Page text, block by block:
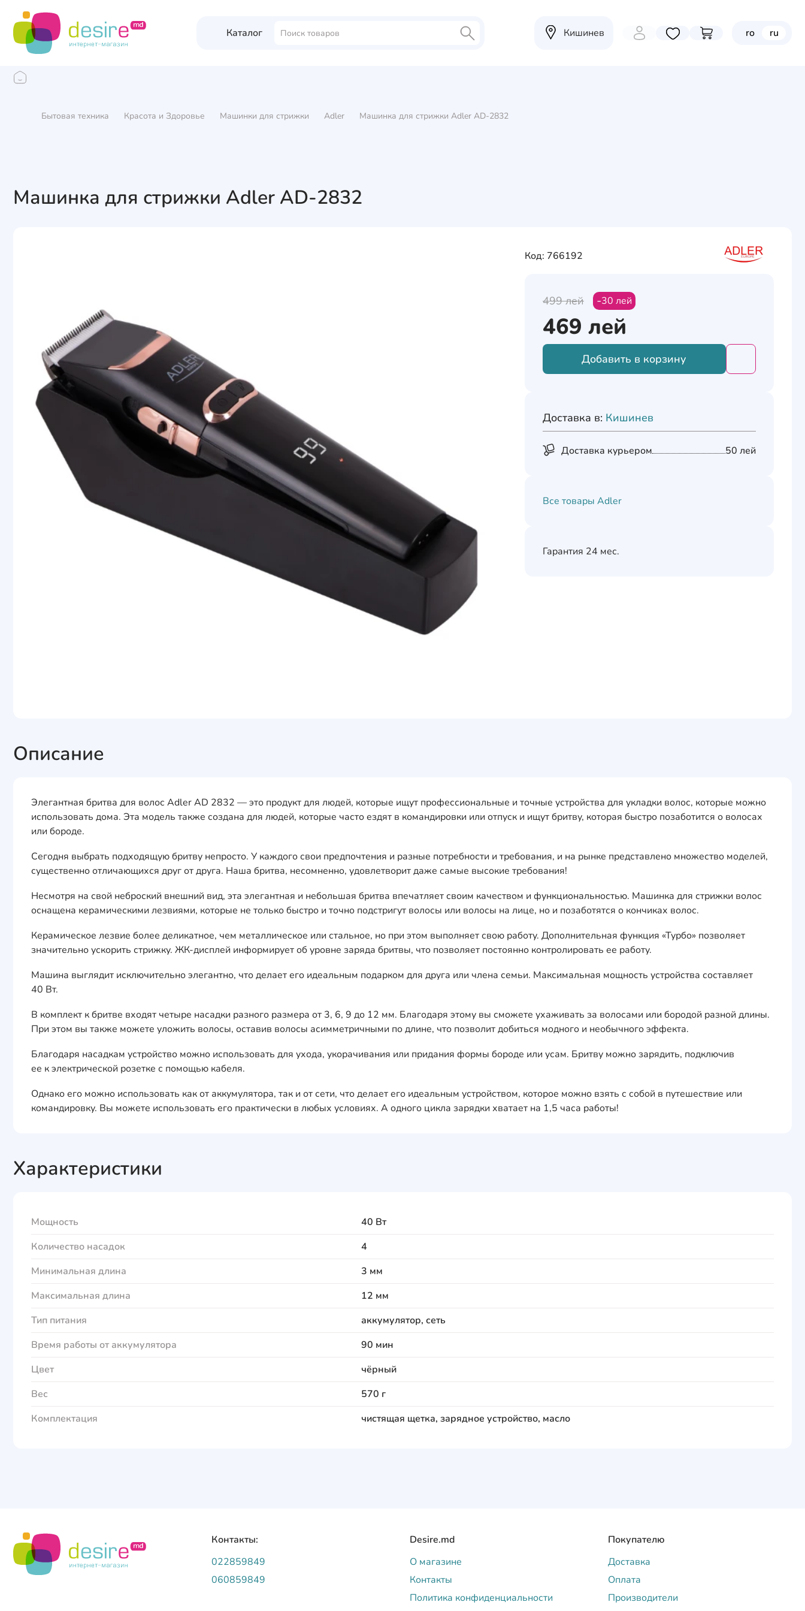
Каталог Кишинев Избранные товары
Перейти в корзину
ro ru
Бытовая техника Красота и Здоровье Машинки для стрижки Adler Машинка для стрижки Adler AD-2832
Машинка для стрижки Adler AD-2832
Код: 766192
499лей 30 лей
469 лей
Добавить в корзину
Доставка в: Кишинев
Доставка курьером 50 лей
Все товары Adler
Гарантия 24 мес.
Описание
Элегантная бритва для волос Adler AD 2832 — это продукт для людей, которые ищут профессиональные и точные устройства для укладки волос, которые можно
использовать дома. Эта модель также создана для людей, которые часто ездят в командировки или отпуск и ищут бритву, которая быстро позаботится о волосах
или бороде.
Сегодня выбрать подходящую бритву непросто. У каждого свои предпочтения и разные потребности и требования, и на рынке представлено множество моделей,
существенно отличающихся друг от друга. Наша бритва, несомненно, удовлетворит даже самые высокие требования!
Несмотря на свой неброский внешний вид, эта элегантная и небольшая бритва впечатляет своим качеством и функциональностью. Машинка для стрижки волос
оснащена керамическими лезвиями, которые не только быстро и точно подстригут волосы или волосы на лице, но и позаботятся о кончиках волос.
Керамическое лезвие более деликатное, чем металлическое или стальное, но при этом выполняет свою работу. Дополнительная функция «Турбо» позволяет
значительно ускорить стрижку. ЖК-дисплей информирует об уровне заряда бритвы, что позволяет постоянно контролировать ее работу.
Машина выглядит исключительно элегантно, что делает его идеальным подарком для друга или члена семьи. Максимальная мощность устройства составляет
40 Вт.
В комплект к бритве входят четыре насадки разного размера от 3, 6, 9 до 12 мм. Благодаря этому вы сможете ухаживать за волосами или бородой разной длины.
При этом вы также можете уложить волосы, оставив волосы асимметричными по длине, что позволит добиться модного и необычного эффекта.
Благодаря насадкам устройство можно использовать для ухода, укорачивания или придания формы бороде или усам. Бритву можно зарядить, подключив
ее к электрической розетке с помощью кабеля.
Однако его можно использовать как от аккумулятора, так и от сети, что делает его идеальным устройством, которое можно взять с собой в путешествие или
командировку. Вы можете использовать его практически в любых условиях. А одного цикла зарядки хватает на 1,5 часа работы!
Характеристики
Мощность
40 Вт
Количество насадок
4
Минимальная длина
3 мм
Максимальная длина
12 мм
Тип питания
аккумулятор, сеть
Время работы от аккумулятора
90 мин
Цвет
чёрный
Вес
570 г
Комплектация
чистящая щетка, зарядное устройство, масло
Контакты:
022859849
060859849
Desire.md
О магазине
Контакты
Политика конфиденциальности
Покупателю
Доставка
Оплата
Производители